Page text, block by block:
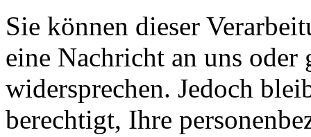
Sie können dieser
eine Nachricht an uns oder
widersprechen. Jedoch
berechtigt, Ihre